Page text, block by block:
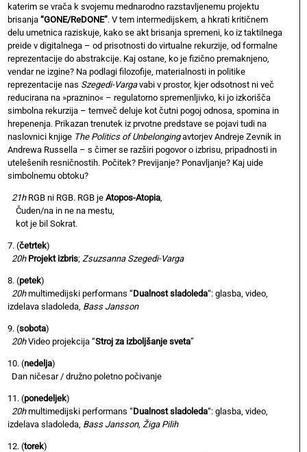
katerim se vrača k svojemu mednarodno razstavljenemu projektu
brisanja “GONE/ReDONE”. V tem intermedijskem, a hkrati kritičnem
delu umetnica raziskuje, kako se akt brisanja spremeni, ko iz taktilnega
preide v digitalnega – od prisotnosti do virtualne rekurzije, od formalne
reprezentacije do abstrakcije. Kaj ostane, ko je fizično premaknjeno,
vendar ne izgine? Na podlagi filozofije, materialnosti in politike
reprezentacije nas Szegedi-Vargavabi v prostor, kjer odsotnost ni več
reducirana na »praznino« – regulatorno spremenljivko, ki jo izkorišča
simbolna rekurzija – temveč deluje kot čutni pogoj odnosa, spomina in
hrepenenja. Prikazan trenutek iz prvotne predstave se pojavi tudi na
naslovnici knjige The Politics of Unbelongingavtorjev Andreje Zevnik in
Andrewa Russella – s čimer se razširi pogovor o izbrisu, pripadnosti in
utelešenih resničnostih. Počitek? Previjanje? Ponavljanje? Kaj uide
simbolnemu obtoku?
21hRGB ni RGB. RGB je Atopos-Atopia
Čuden/na in ne na mestu,
kot je bil Sokrat.
7. (četrtek)
20h Projekt izbris; Zsuzsanna Szegedi-Varga
8. (petek)
20h multimedijski performans “Dualnost sladoleda“: glasba, video,
izdelava sladoleda, Bass Jansson
9. (sobota)
20hVideo projekcija “Stroj za izboljšanje sveta”
10. (nedelja)
Dan ničesar / družno poletno počivanje
11. (ponedeljek)
20h multimedijski performans “Dualnost sladoleda“: glasba, video,
izdelava sladoleda, Bass Jansson, Žiga Pilih
12. (torek)